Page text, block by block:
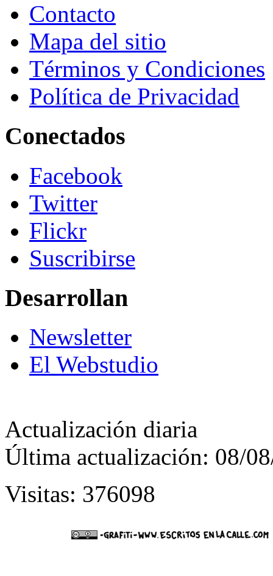
Contacto
Mapa del sitio
Términos y Condiciones
Política de Privacidad
Conectados
Facebook
Twitter
Flickr
Suscribirse
Desarrollan
Newsletter
El Webstudio
Actualización diaria
Última actualización: 08/
Visitas: 376098